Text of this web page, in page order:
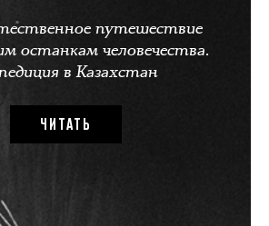
путешествие
останкам человечества.
в Казахстан
ЧИТАТЬ